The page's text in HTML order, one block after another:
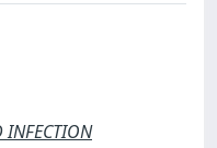
INFECTION